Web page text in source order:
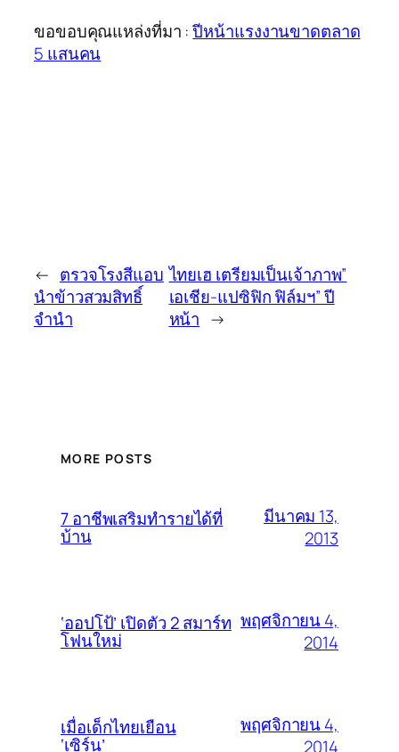
ขอขอบคุณแหล่งที่มา :ปีหน้าแรงงานขาดตลาด
5 แสนคน
← ตรวจโรงสีแอบ
นำข้าวสวมสิทธิ์
จำนำ
ไทยเฮ เตรียมเป็นเจ้าภาพ”
เอเชีย-แปซิฟิก ฟิล์มฯ” ปี
หน้า →
MORE POSTS
7 อาชีพเสริมทำรายได้ที่
บ้าน
มีนาคม 13,
2013
‘ออปโป้’ เปิดตัว 2 สมาร์ท
โฟนใหม่
พฤศจิกายน 4,
2014
เมื่อเด็กไทยเยือน
‘เซิร์น’
พฤศจิกายน 4,
2014